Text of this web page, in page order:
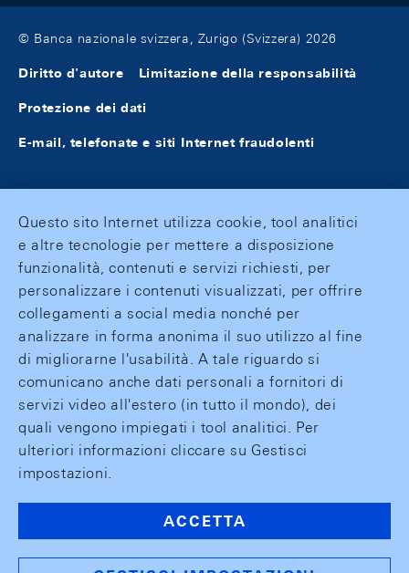
© Banca nazionale svizzera, Zurigo (Svizzera) 2026
Diritto d'autore Limitazione della responsabilità
Protezione dei dati
E-mail, telefonate e siti Internet fraudolenti
Questo sito Internet utilizza cookie, tool analitici
e altre tecnologie per mettere a disposizione
funzionalità, contenuti e servizi richiesti, per
personalizzare i contenuti visualizzati, per offrire
collegamenti a social media nonché per
analizzare in forma anonima il suo utilizzo al fine
di migliorarne l'usabilità. A tale riguardo si
comunicano anche dati personali a fornitori di
servizi video all'estero (in tutto il mondo), dei
quali vengono impiegati i tool analitici. Per
ulteriori informazioni cliccare su Gestisci
impostazioni.
ACCETTA